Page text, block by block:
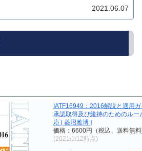
2021.06.07
IATF16949：2016解説と適用ガ
承認取得及び維持のためのルー
応 [ 菱沼雅博 ]
価格：6600円（税込、送料無
(2021/1/12時点)